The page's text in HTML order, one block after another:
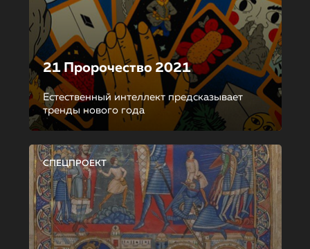
21 Пророчество 2021
Естественный интеллект предсказывает
тренды нового года
СПЕЦПРОЕКТ